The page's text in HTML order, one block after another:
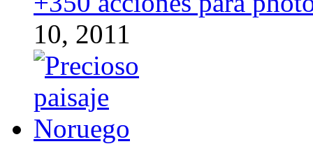
10, 2011